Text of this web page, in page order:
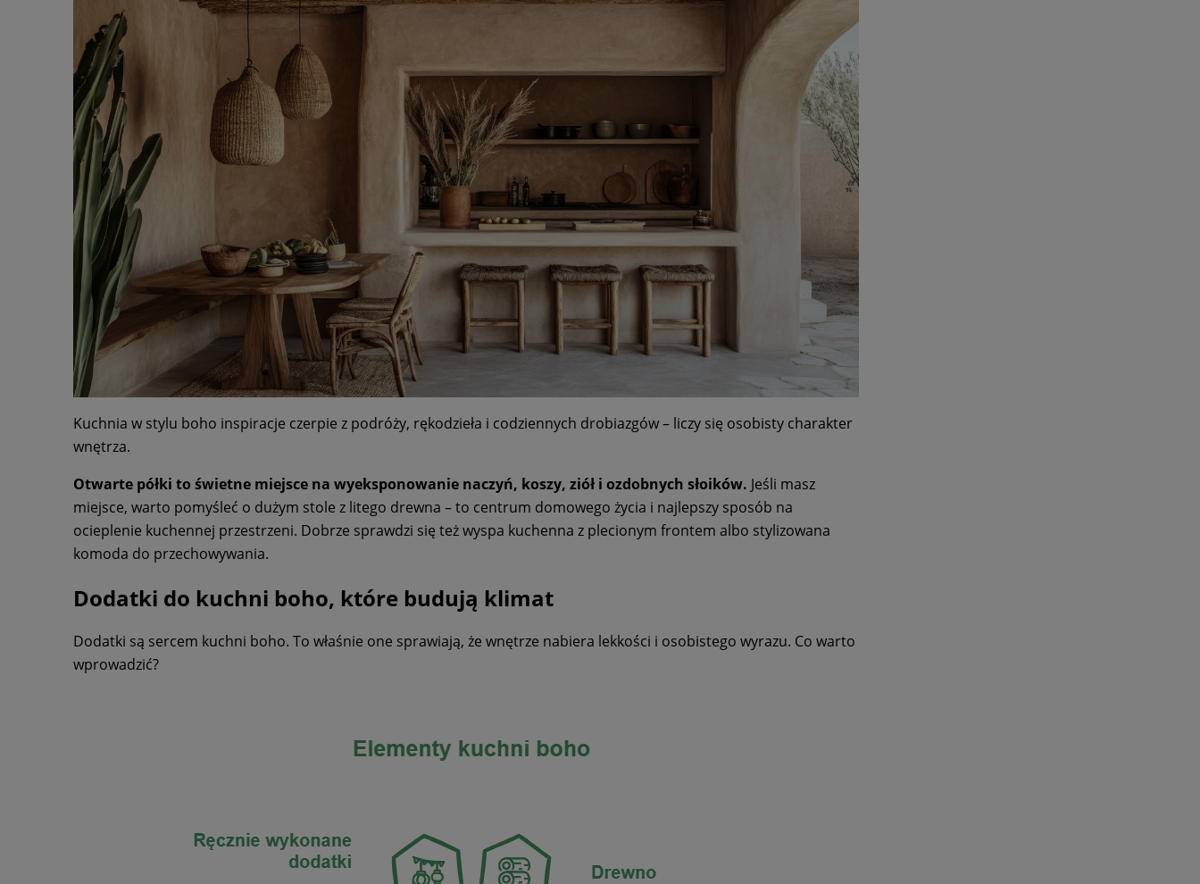
Kuchnia w stylu boho inspiracje czerpie z podróży, rękodzieła i codziennych drobiazgów – liczy się osobisty charakter
wnętrza.
Otwarte półki to świetne miejsce na wyeksponowanie naczyń, koszy, ziół i ozdobnych słoików. Jeśli masz
miejsce, warto pomyśleć o dużym stole z litego drewna – to centrum domowego życia i najlepszy sposób na
ocieplenie kuchennej przestrzeni. Dobrze sprawdzi się też wyspa kuchenna z plecionym frontem albo stylizowana
komoda do przechowywania.
Dodatki do kuchni boho, które budują klimat
Dodatki są sercem kuchni boho. To właśnie one sprawiają, że wnętrze nabiera lekkości i osobistego wyrazu. Co warto
wprowadzić?